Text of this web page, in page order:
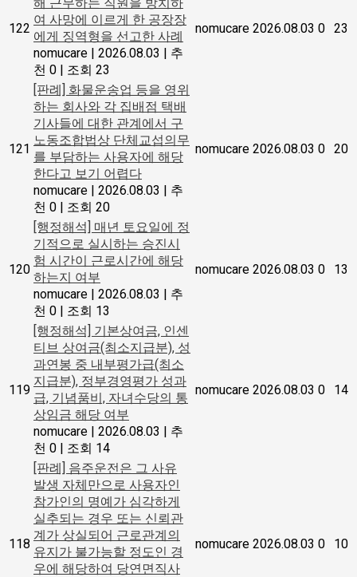
122
여 사망에 이르게 한 공장장
에게 징역형을 선고한 사례
nomucare | 2026.08.03 | 추
천 0 | 조회 23
nomucare 2026.08.03 0 23
121
[판례] 화물운송업 등을 영위
하는 회사와 각 집배점 택배
기사들에 대한 관계에서 구
노동조합법상 단체교섭의무
를 부담하는 사용자에 해당
한다고 보기 어렵다
nomucare | 2026.08.03 | 추
천 0 | 조회 20
nomucare 2026.08.03 0 20
120
[행정해석] 매년 토요일에 정
기적으로 실시하는 승진시
험 시간이 근로시간에 해당
하는지 여부
nomucare | 2026.08.03 | 추
천 0 | 조회 13
nomucare 2026.08.03 0 13
119
[행정해석] 기본상여금, 인센
티브 상여금(최소지급분), 성
과연봉 중 내부평가급(최소
지급분), 정부경영평가 성과
급, 기념품비, 자녀수당의 통
상임금 해당 여부
nomucare | 2026.08.03 | 추
천 0 | 조회 14
nomucare 2026.08.03 0 14
118
[판례] 음주운전은 그 사유
발생 자체만으로 사용자인
참가인의 명예가 심각하게
실추되는 경우 또는 신뢰관
계가 상실되어 근로관계의
유지가 불가능할 정도인 경
우에 해당하여 당연면직사
nomucare 2026.08.03 0 10